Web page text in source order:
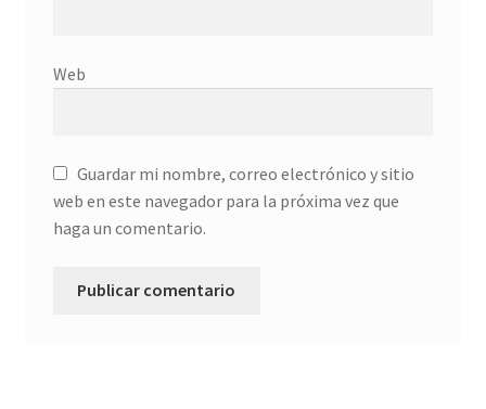
Web
Guardar mi nombre, correo electrónico y sitio
web en este navegador para la próxima vez que
haga un comentario.